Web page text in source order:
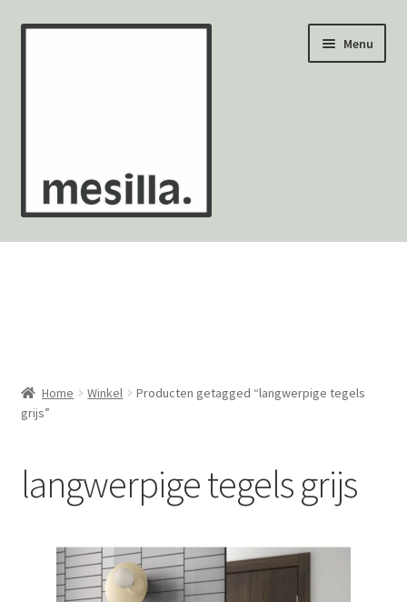
Ga
Ga
Menu
Wandtegels
Mozaïekvellen
Contact
Home Winkel
Producten getagged “langwerpige tegels
grijs”
langwerpige tegels grijs